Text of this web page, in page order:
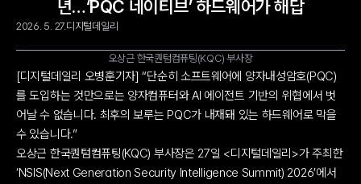
년…‘PQC 네이티브’ 하드웨어가 해답
2026. 5. 27.디지털데일리
오상근 한국퀀텀컴퓨팅(KQC) 부사장
[디지털데일리 오병훈기자] “단순히 소프트웨어에 양자내성암호(PQC)
를 도입하는 것만으로는 양자컴퓨터와 AI 에이전트 기반의 위협에서 벗
어날 수 없습니다. 최후의 보루는 PQC가 내재돼 있는 하드웨어로 막을
수 있습니다.”
오상근 한국퀀텀컴퓨팅(KQC) 부사장은 27일 <디지털데일리>가 주최한
‘NSIS(Next Generation Security Intelligence Summit) 2026’에서